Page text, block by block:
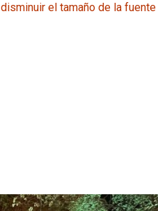
disminuir el tamaño de la fuente